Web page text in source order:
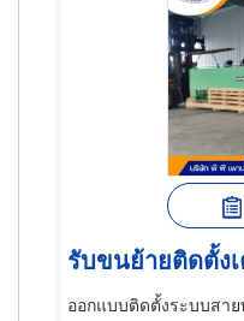
รับขนย้ายติดตั้ง